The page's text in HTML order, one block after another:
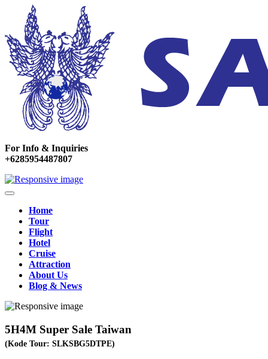
For Info & Inquiries
+6285954487807
Home
Tour
Flight
Hotel
Cruise
Attraction
About Us
Blog & News
5H4M Super Sale Taiwan
(Kode Tour: SLKSBG5DTPE)